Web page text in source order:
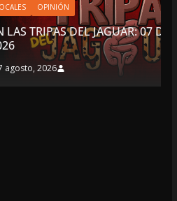
JAGUAR: 07 DE AGOSTO DE